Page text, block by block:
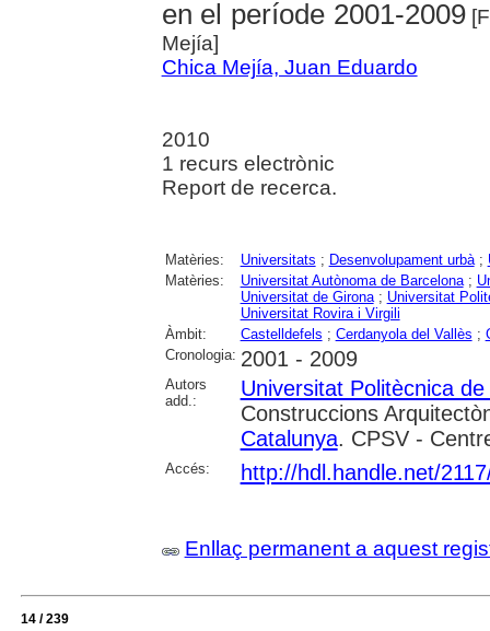
en el període 2001-2009
Mejía]
Chica Mejía, Juan Eduardo
2010
1 recurs electrònic
Report de recerca.
Matèries: Universitats ; Desenvolupament urbà;
Matèries:
Universitat Autònoma de Barcelona;
Universitat de Girona; Universitat
Universitat Rovira i Virgili
Àmbit:
Castelldefels ; Cerdanyola del Vallès ;
Cronologia: 2001 - 2009
Autors
add.:
Universitat Politècnica
Construccions
Catalunya. CPSV -
Accés: http://hdl.handle.net/
Enllaç permanent a aquest
14 / 239